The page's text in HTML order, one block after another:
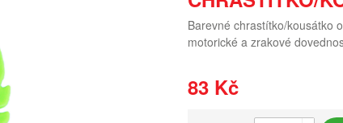
Barevné chrastítko/kousátko
motorické a zrakové
83 Kč